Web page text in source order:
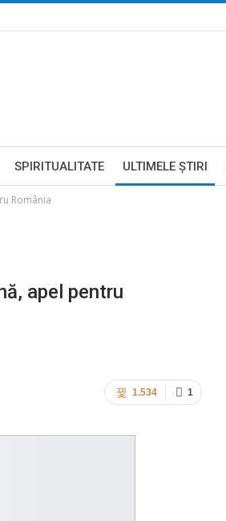
SPIRITUALITATE ULTIMELE ŞTIRI
România
apel pentru
1
1.534